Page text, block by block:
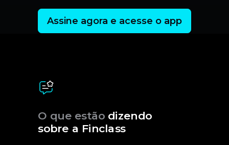
O que estão dizendo
sobre a Finclass
Assine agora e acesse o app